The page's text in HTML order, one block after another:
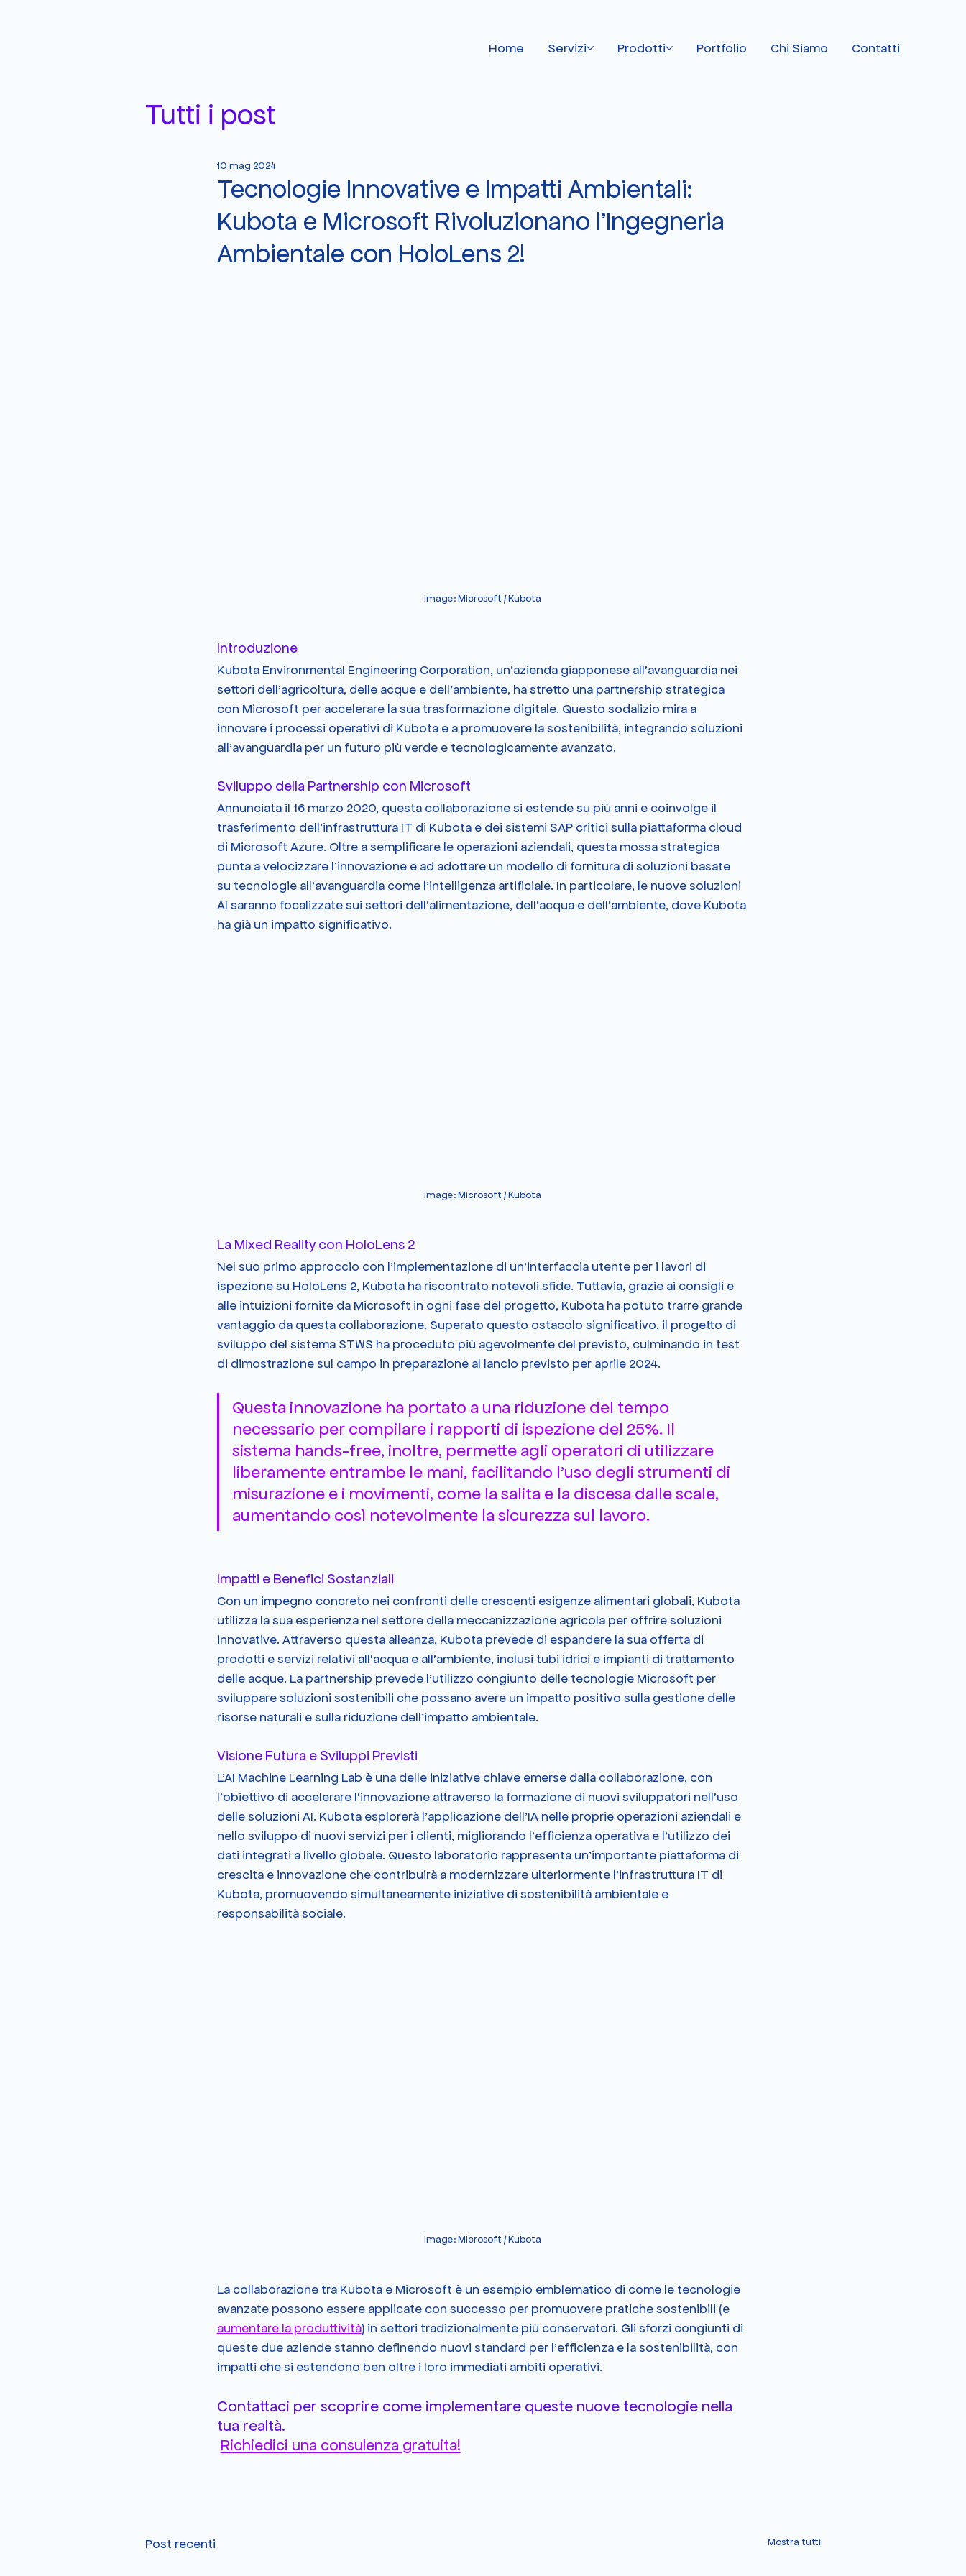
Home Servizi Prodotti Portfolio Chi Siamo Contatti
Tutti i post
Tecnologie Innovative e Impatti Ambientali:
Kubota e Microsoft Rivoluzionano l'Ingegneria
Ambientale con HoloLens 2!
10 mag 2024
Image: Microsoft / Kubota
Introduzione
Kubota Environmental Engineering Corporation, un'azienda giapponese all'avanguardia nei
settori dell'agricoltura, delle acque e dell'ambiente, ha stretto una partnership strategica
con Microsoft per accelerare la sua trasformazione digitale. Questo sodalizio mira a
innovare i processi operativi di Kubota e a promuovere la sostenibilità, integrando soluzioni
all'avanguardia per un futuro più verde e tecnologicamente avanzato.
Sviluppo della Partnership con Microsoft
Annunciata il 16 marzo 2020, questa collaborazione si estende su più anni e coinvolge il
trasferimento dell'infrastruttura IT di Kubota e dei sistemi SAP critici sulla piattaforma cloud
di Microsoft Azure. Oltre a semplificare le operazioni aziendali, questa mossa strategica
punta a velocizzare l'innovazione e ad adottare un modello di fornitura di soluzioni basate
su tecnologie all'avanguardia come l'intelligenza artificiale. In particolare, le nuove soluzioni
AI saranno focalizzate sui settori dell'alimentazione, dell'acqua e dell'ambiente, dove Kubota
ha già un impatto significativo​.
Image: Microsoft / Kubota
La Mixed Reality con HoloLens 2
Nel suo primo approccio con l'implementazione di un'interfaccia utente per i lavori di
ispezione su HoloLens 2, Kubota ha riscontrato notevoli sfide. Tuttavia, grazie ai consigli e
alle intuizioni fornite da Microsoft in ogni fase del progetto, Kubota ha potuto trarre grande
vantaggio da questa collaborazione. Superato questo ostacolo significativo, il progetto di
sviluppo del sistema STWS ha proceduto più agevolmente del previsto, culminando in test
di dimostrazione sul campo in preparazione al lancio previsto per aprile 2024.
Questa innovazione ha portato a una riduzione del tempo
necessario per compilare i rapporti di ispezione del 25%. Il
sistema hands-free, inoltre, permette agli operatori di utilizzare
liberamente entrambe le mani, facilitando l'uso degli strumenti di
misurazione e i movimenti, come la salita e la discesa dalle scale,
aumentando così notevolmente la sicurezza sul lavoro.
Impatti e Benefici Sostanziali
Con un impegno concreto nei confronti delle crescenti esigenze alimentari globali, Kubota
utilizza la sua esperienza nel settore della meccanizzazione agricola per offrire soluzioni
innovative. Attraverso questa alleanza, Kubota prevede di espandere la sua offerta di
prodotti e servizi relativi all'acqua e all'ambiente, inclusi tubi idrici e impianti di trattamento
delle acque. La partnership prevede l'utilizzo congiunto delle tecnologie Microsoft per
sviluppare soluzioni sostenibili che possano avere un impatto positivo sulla gestione delle
risorse naturali e sulla riduzione dell'impatto ambientale.
Visione Futura e Sviluppi Previsti
L'AI Machine Learning Lab è una delle iniziative chiave emerse dalla collaborazione, con
l'obiettivo di accelerare l'innovazione attraverso la formazione di nuovi sviluppatori nell'uso
delle soluzioni AI. Kubota esplorerà l'applicazione dell'IA nelle proprie operazioni aziendali e
nello sviluppo di nuovi servizi per i clienti, migliorando l'efficienza operativa e l'utilizzo dei
dati integrati a livello globale. Questo laboratorio rappresenta un'importante piattaforma di
crescita e innovazione che contribuirà a modernizzare ulteriormente l'infrastruttura IT di
Kubota, promuovendo simultaneamente iniziative di sostenibilità ambientale e
responsabilità sociale​.
Image: Microsoft / Kubota
La collaborazione tra Kubota e Microsoft è un esempio emblematico di come le tecnologie
avanzate possono essere applicate con successo per promuovere pratiche sostenibili (e
aumentare la produttività) in settori tradizionalmente più conservatori. Gli sforzi congiunti di
queste due aziende stanno definendo nuovi standard per l'efficienza e la sostenibilità, con
impatti che si estendono ben oltre i loro immediati ambiti operativi.
Contattaci per scoprire come implementare queste nuove tecnologie nella
tua realtà.
Richiedici una consulenza gratuita!
Post recenti Mostra tutti